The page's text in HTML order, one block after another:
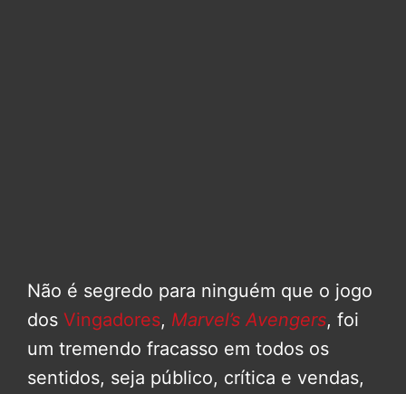
Não é segredo para ninguém que o jogo
dos Vingadores, Marvel’s Avengers, foi
um tremendo fracasso em todos os
sentidos, seja público, crítica e vendas,